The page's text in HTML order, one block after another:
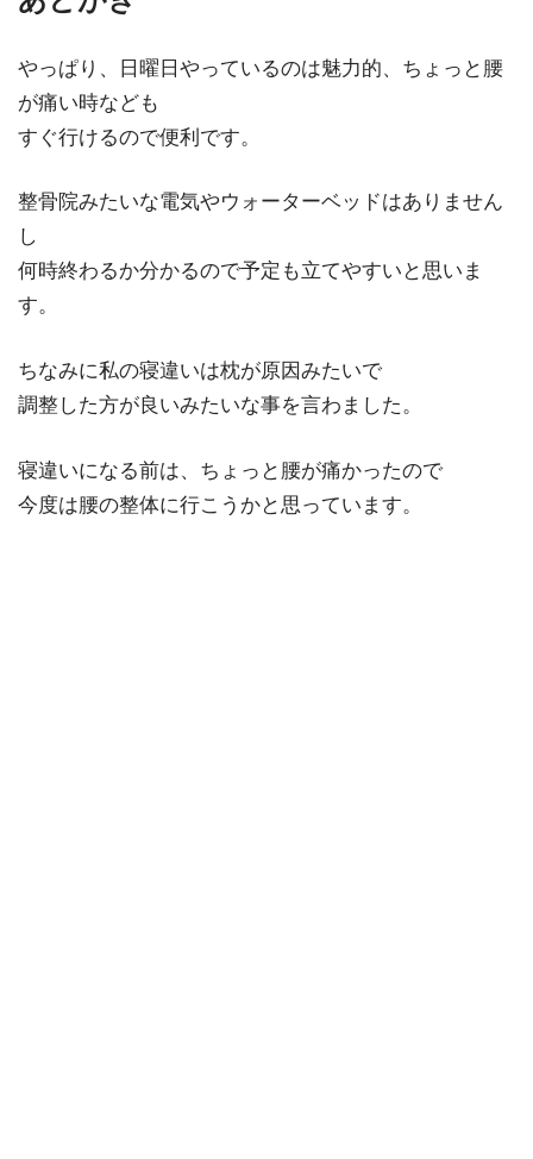
やっぱり、日曜日やっているのは魅力的、ちょっと腰
が痛い時なども
すぐ行けるので便利です。
整骨院みたいな電気やウォーターベッドはありません
し
何時終わるか分かるので予定も立てやすいと思いま
す。
ちなみに私の寝違いは枕が原因みたいで
調整した方が良いみたいな事を言わました。
寝違いになる前は、ちょっと腰が痛かったので
今度は腰の整体に行こうかと思っています。